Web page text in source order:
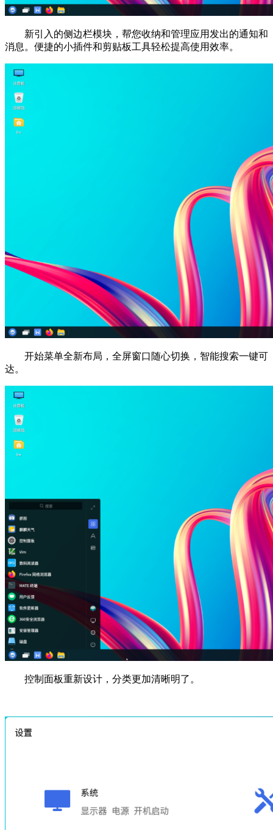
新引入的侧边栏模块，帮您收纳和管理应用发出的通知和
消息。便捷的小插件和剪贴板工具轻松提高使用效率。
开始菜单全新布局，全屏窗口随心切换，智能搜索一键可
达。
控制面板重新设计，分类更加清晰明了。